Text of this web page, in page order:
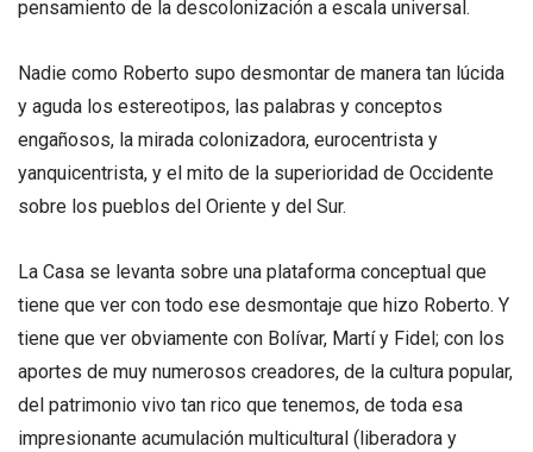
pensamiento de la descolonización a escala universal.
Nadie como Roberto supo desmontar de manera tan lúcida
y aguda los estereotipos, las palabras y conceptos
engañosos, la mirada colonizadora, eurocentrista y
yanquicentrista, y el mito de la superioridad de Occidente
sobre los pueblos del Oriente y del Sur.
La Casa se levanta sobre una plataforma conceptual que
tiene que ver con todo ese desmontaje que hizo Roberto. Y
tiene que ver obviamente con Bolívar, Martí y Fidel; con los
aportes de muy numerosos creadores, de la cultura popular,
del patrimonio vivo tan rico que tenemos, de toda esa
impresionante acumulación multicultural (liberadora y